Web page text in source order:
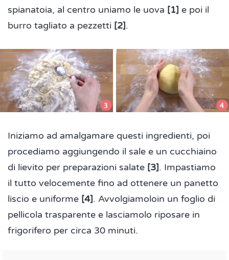
spianatoia, al centro uniamo le uova [1] e poi il
burro tagliato a pezzetti [2].
Iniziamo ad amalgamare questi ingredienti, poi
procediamo aggiungendo il sale e un cucchiaino
di lievito per preparazioni salate [3]. Impastiamo
il tutto velocemente fino ad ottenere un panetto
liscio e uniforme [4]. Avvolgiamoloin un foglio di
pellicola trasparente e lasciamolo riposare in
frigorifero per circa 30 minuti.